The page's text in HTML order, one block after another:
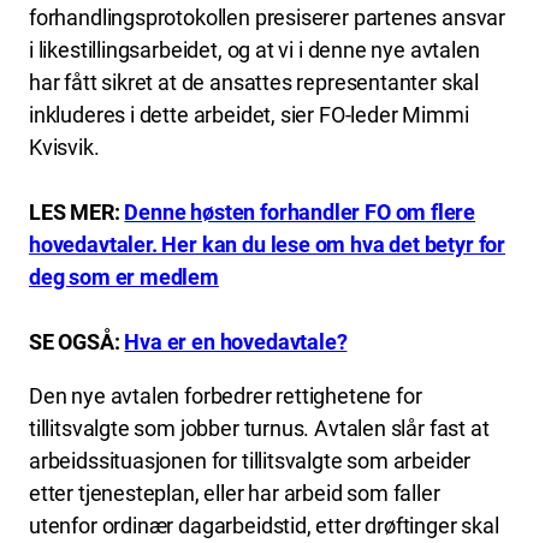
forhandlingsprotokollen presiserer partenes ansvar
i likestillingsarbeidet, og at vi i denne nye avtalen
har fått sikret at de ansattes representanter skal
inkluderes i dette arbeidet, sier FO-leder Mimmi
Kvisvik.
LES MER: Denne høsten forhandler FO om flere
hovedavtaler. Her kan du lese om hva det betyr for
deg som er medlem
SE OGSÅ: Hva er en hovedavtale?
Den nye avtalen forbedrer rettighetene for
tillitsvalgte som jobber turnus. Avtalen slår fast at
arbeidssituasjonen for tillitsvalgte som arbeider
etter tjenesteplan, eller har arbeid som faller
utenfor ordinær dagarbeidstid, etter drøftinger skal